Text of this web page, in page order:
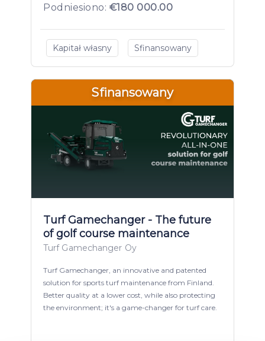
Podniesiono: €180 000.00
Kapitał własny Sfinansowany
Sfinansowany
Turf Gamechanger - The future
of golf course maintenance
Turf Gamechanger Oy
Turf Gamechanger, an innovative and patented
solution for sports turf maintenance from Finland.
Better quality at a lower cost, while also protecting
the environment; it's a game-changer for turf care.